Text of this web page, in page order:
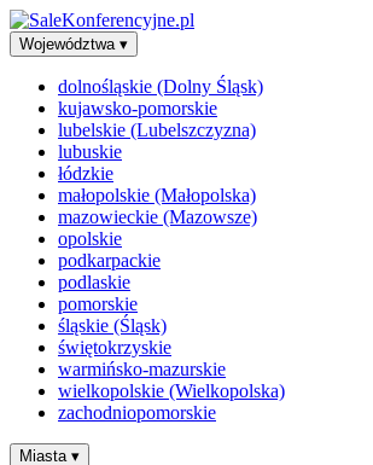
Województwa ▾
dolnośląskie (Dolny Śląsk)
kujawsko-pomorskie
lubelskie (Lubelszczyzna)
lubuskie
łódzkie
małopolskie (Małopolska)
mazowieckie (Mazowsze)
opolskie
podkarpackie
podlaskie
pomorskie
śląskie (Śląsk)
świętokrzyskie
warmińsko-mazurskie
wielkopolskie (Wielkopolska)
zachodniopomorskie
Miasta ▾